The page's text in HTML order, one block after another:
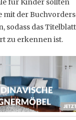
für Kinder sollten
mit der
sodass das
zu erkennen ist.